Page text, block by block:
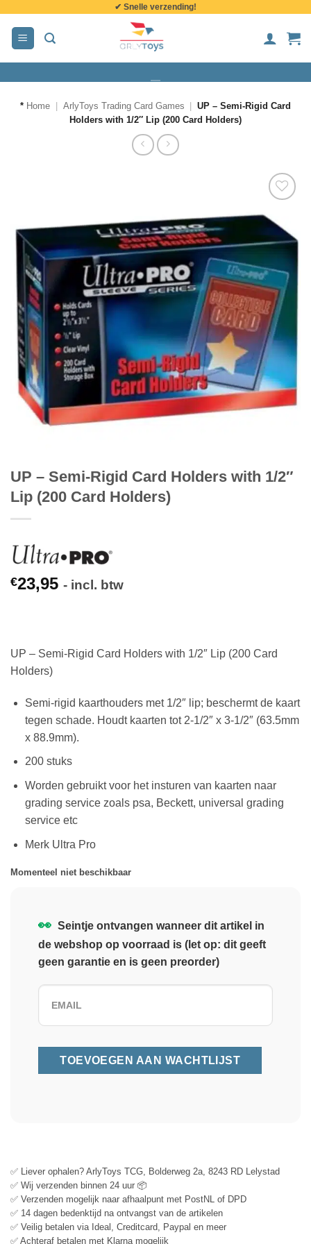
inhoud
✔ Snelle verzending!
* Home ArlyToys Trading Card Games
UP – Semi-Rigid Card
Holders with 1/2″ Lip (200 Card Holders)
UP – Semi-Rigid Card Holders with 1/2″
Lip (200 Card Holders)
€23,95 - incl. btw
UP – Semi-Rigid Card Holders with 1/2″ Lip (200 Card
Holders)
Semi-rigid kaarthouders met 1/2″ lip; beschermt de kaart
tegen schade. Houdt kaarten tot 2-1/2″ x 3-1/2″ (63.5mm
x 88.9mm).
200 stuks
Worden gebruikt voor het insturen van kaarten naar
grading service zoals psa, Beckett, universal grading
service etc
Merk Ultra Pro
Momenteel niet beschikbaar
👀 Seintje ontvangen wanneer dit artikel in
de webshop op voorraad is (let op: dit geeft
geen garantie en is geen preorder)
✅ Liever ophalen? ArlyToys TCG, Bolderweg 2a, 8243 RD Lelystad
✅ Wij verzenden binnen 24 uur 📦
✅ Verzenden mogelijk naar afhaalpunt met PostNL of DPD
✅ 14 dagen bedenktijd na ontvangst van de artikelen
✅ Veilig betalen via Ideal, Creditcard, Paypal en meer
✅ Achteraf betalen met Klarna mogelijk